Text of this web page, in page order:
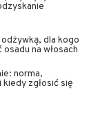
dla kogo
na włosach
norma,
zgłosić się